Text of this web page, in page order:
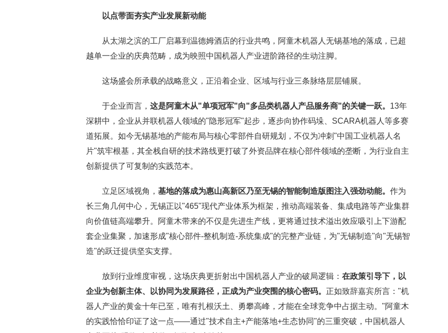
以点带面夯实产业发展新动能
从太湖之滨的工厂启幕到温德姆酒店的行业共鸣，阿童木机器人无锡基地的落成，已超
越单一企业的庆典范畴，成为映照中国机器人产业进阶路径的生动注脚。
这场盛会所承载的战略意义，正沿着企业、区域与行业三条脉络层层铺展。
于企业而言， 这是阿童木从"单项冠军"向"多品类机器人产品服务商"的关键一跃。 13年
深耕中，企业从并联机器人领域的"隐形冠军"起步，逐步向协作码垛、SCARA机器人等多赛
道拓展。如今无锡基地的产能布局与核心零部件自研规划，不仅为冲刺"中国工业机器人名
片"筑牢根基，其全栈自研的技术路线更打破了外资品牌在核心部件领域的垄断，为行业自主
创新提供了可复制的实践范本。
立足区域视角， 基地的落成为惠山高新区乃至无锡的智能制造版图注入强劲动能。 作为
长三角几何中心，无锡正以"465"现代产业体系为框架，推动高端装备、集成电路等产业集群
向价值链高端攀升。阿童木带来的不仅是先进生产线，更将通过技术溢出效应吸引上下游配
套企业集聚，加速形成"核心部件-整机制造-系统集成"的完整产业链，为"无锡制造"向"无锡智
造"的跃迁提供坚实支撑。
放到行业维度审视，这场庆典更折射出中国机器人产业的破局逻辑： 在政策引导下，以
企业为创新主体、以协同为发展路径，正成为产业突围的核心密码。 正如致辞嘉宾所言："机
器人产业的黄金十年已至，唯有扎根沃土、勇攀高峰，才能在全球竞争中占据主动。"阿童木
的实践恰恰印证了这一点——通过"技术自主+产能落地+生态协同"的三重突破，中国机器人